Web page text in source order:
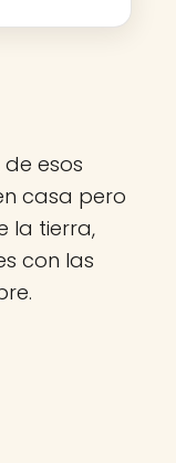
de esos
casa pero
la tierra,
con las